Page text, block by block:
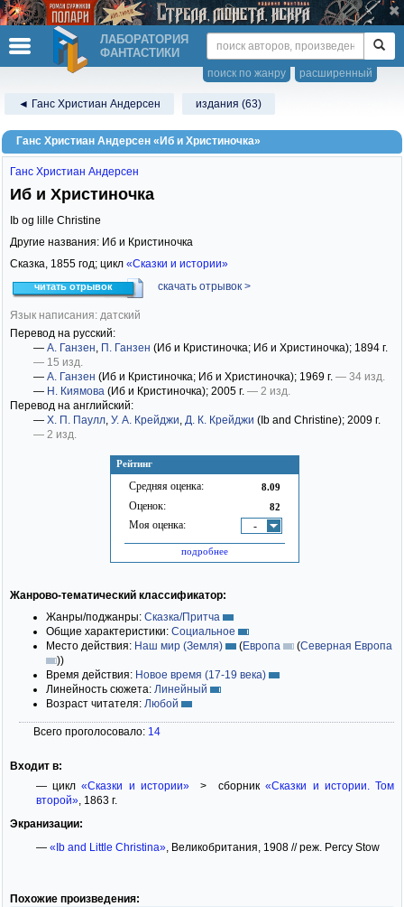
ЛАБОРАТОРИЯ
ФАНТАСТИКИ
расширенный
поиск по жанру
◄ Ганс Христиан Андерсен издания (63)
Ганс Христиан Андерсен «Иб и Христиночка»
Рейтинг
Средняя оценка: 8.09
Оценок: 82
Моя оценка: -
подробнее
Ганс Христиан Андерсен
Иб и Христиночка
Ib og lille Christine
Другие названия: Иб и Кристиночка
Сказка, 1855 год; цикл «Сказки и истории»
читать отрывок скачать отрывок >
Язык написания: датский
Перевод на русский:
— А. Ганзен, П. Ганзен (Иб и Кристиночка; Иб и Христиночка); 1894 г.
— 15 изд.
— А. Ганзен (Иб и Кристиночка; Иб и Христиночка); 1969 г. — 34 изд.
— Н. Киямова (Иб и Кристиночка); 2005 г. — 2 изд.
Перевод на английский:
— Х. П. Паулл, У. А. Крейджи, Д. К. Крейджи (Ib and Christine); 2009 г.
— 2 изд.
Жанрово-тематический классификатор:
Жанры/поджанры: Сказка/Притча
Общие характеристики: Социальное
Место действия: Наш мир (Земля) (Европа (Северная Европа
))
Время действия: Новое время (17-19 века)
Линейность сюжета: Линейный
Возраст читателя: Любой
Всего проголосовало: 14
Входит в:
— цикл«Сказки и истории»> сборник«Сказки и истории. Том
второй», 1863 г.
Экранизации:
— «Ib and Little Christina», Великобритания, 1908 // реж. Percy Stow
Похожие произведения: